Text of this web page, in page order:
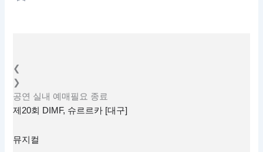
❮
❯
공연 실내 예매필요 종료
제20회 DIMF, 슈르르카 [대구]
뮤지컬